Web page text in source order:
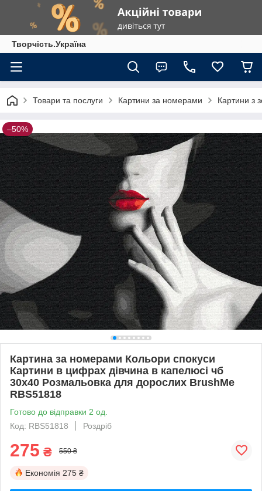
Творчість.Україна
Товари та послуги Картини за номерами Картини з
–50%
Картина за номерами Кольори спокуси
Картини в цифрах дівчина в капелюсі чб
30x40 Розмальовка для дорослих BrushMe
RBS51818
Готово до відправки 2 од.
Код: RBS51818
Роздріб
275 ₴ 550 ₴
Економія 275 ₴